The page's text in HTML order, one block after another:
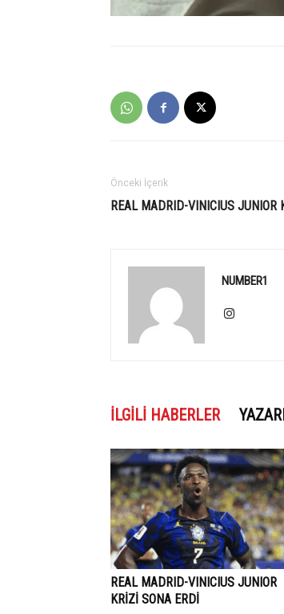
Önceki İçerik
REAL MADRID-VINICIUS JUNIOR
NUMBER1
İLGILI HABERLER
REAL MADRID-VINICIUS JUNIOR
KRİZİ SONA ERDİ